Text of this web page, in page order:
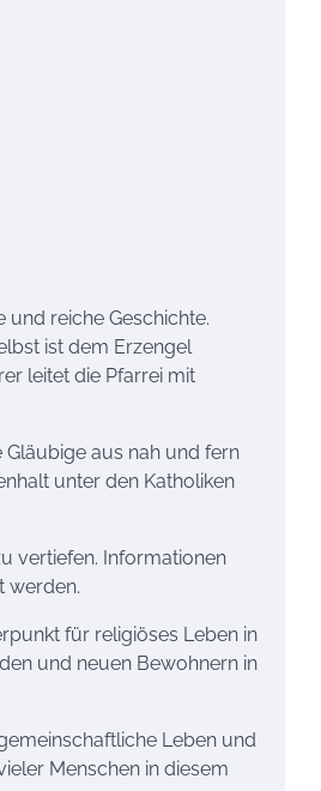
und reiche Geschichte.
ist dem Erzengel
leitet die Pfarrei mit
aus nah und fern
unter den Katholiken
vertiefen. Informationen
werden.
für religiöses Leben in
und neuen Bewohnern in
Leben und
Menschen in diesem